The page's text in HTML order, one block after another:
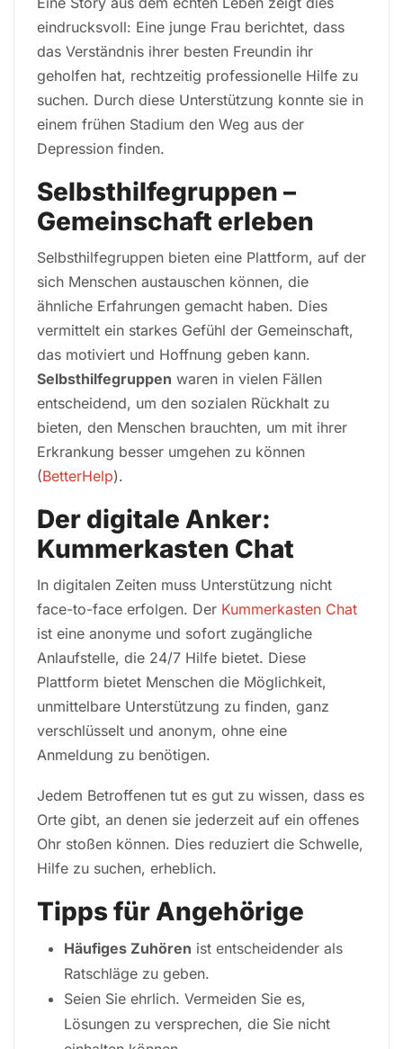
eindrucksvoll: Eine junge Frau berichtet, dass
das Verständnis ihrer besten Freundin ihr
geholfen hat, rechtzeitig professionelle Hilfe zu
suchen. Durch diese Unterstützung konnte sie in
einem frühen Stadium den Weg aus der
Depression finden.
Selbsthilfegruppen –
Gemeinschaft erleben
Selbsthilfegruppen bieten eine Plattform, auf der
sich Menschen austauschen können, die
ähnliche Erfahrungen gemacht haben. Dies
vermittelt ein starkes Gefühl der Gemeinschaft,
das motiviert und Hoffnung geben kann.
Selbsthilfegruppen waren in vielen Fällen
entscheidend, um den sozialen Rückhalt zu
bieten, den Menschen brauchten, um mit ihrer
Erkrankung besser umgehen zu können
(BetterHelp).
Der digitale Anker:
Kummerkasten Chat
In digitalen Zeiten muss Unterstützung nicht
face-to-face erfolgen. Der Kummerkasten Chat
ist eine anonyme und sofort zugängliche
Anlaufstelle, die 24/7 Hilfe bietet. Diese
Plattform bietet Menschen die Möglichkeit,
unmittelbare Unterstützung zu finden, ganz
verschlüsselt und anonym, ohne eine
Anmeldung zu benötigen.
Jedem Betroffenen tut es gut zu wissen, dass es
Orte gibt, an denen sie jederzeit auf ein offenes
Ohr stoßen können. Dies reduziert die Schwelle,
Hilfe zu suchen, erheblich.
Tipps für Angehörige
Häufiges Zuhören ist entscheidender als
Ratschläge zu geben.
Seien Sie ehrlich. Vermeiden Sie es,
Lösungen zu versprechen, die Sie nicht